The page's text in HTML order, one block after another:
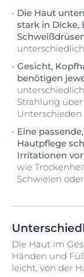
Die Haut
stark in Dicke,
Gesicht,
benötigen
Strahlung
Eine
Hautpflege
Irritationen
wie
Schwielen
Die Haut im
Händen und
leicht, von der